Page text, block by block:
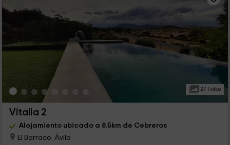
27 Fotos
Vitalia 2
Alojamiento ubicado a 8.5km de Cebreros
El Barraco, Ávila